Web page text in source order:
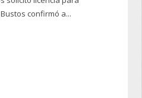
esto, Javier Bustos confirmó a...